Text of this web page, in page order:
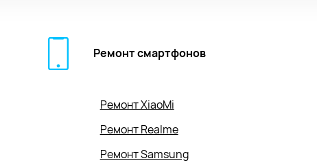
Ремонт смартфонов
Ремонт XiaoMi
Ремонт Realme
Ремонт Samsung